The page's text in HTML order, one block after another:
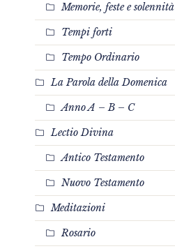
Memorie, feste e solennità
Tempi forti
Tempo Ordinario
La Parola della Domenica
Anno A – B – C
Lectio Divina
Antico Testamento
Nuovo Testamento
Meditazioni
Rosario